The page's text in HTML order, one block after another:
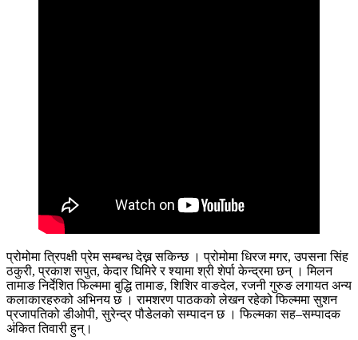
प्रोमोमा त्रिपक्षी प्रेम सम्बन्ध देख्न सकिन्छ । प्रोमोमा धिरज मगर, उपसना सिंह
ठकुरी, प्रकाश सपुत, केदार घिमिरे र श्यामा श्री शेर्पा केन्द्रमा छन् । मिलन
तामाङ निर्देशित फिल्ममा बुद्धि तामाङ, शिशिर वाङदेल, रजनी गुरुङ लगायत अन्य
कलाकारहरुको अभिनय छ । रामशरण पाठकको लेखन रहेको फिल्ममा सुशन
प्रजापतिको डीओपी, सुरेन्द्र पौडेलको सम्पादन छ । फिल्मका सह–सम्पादक
अंकित तिवारी हुन्।